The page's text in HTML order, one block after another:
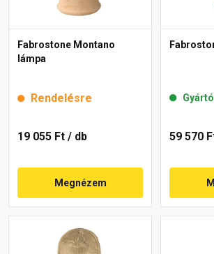
Fabrostone Montano
lámpa
Rendelésre
19 055 Ft / db
Megnézem
59 570